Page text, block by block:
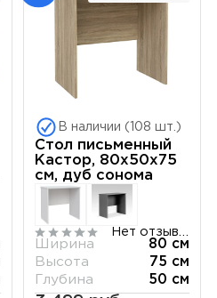
В наличии (108 шт.)
Стол письменный
Кастор, 80х50х75
см, дуб сонома
Ширина
80 см
Высота
75 см
Глубина
50 см